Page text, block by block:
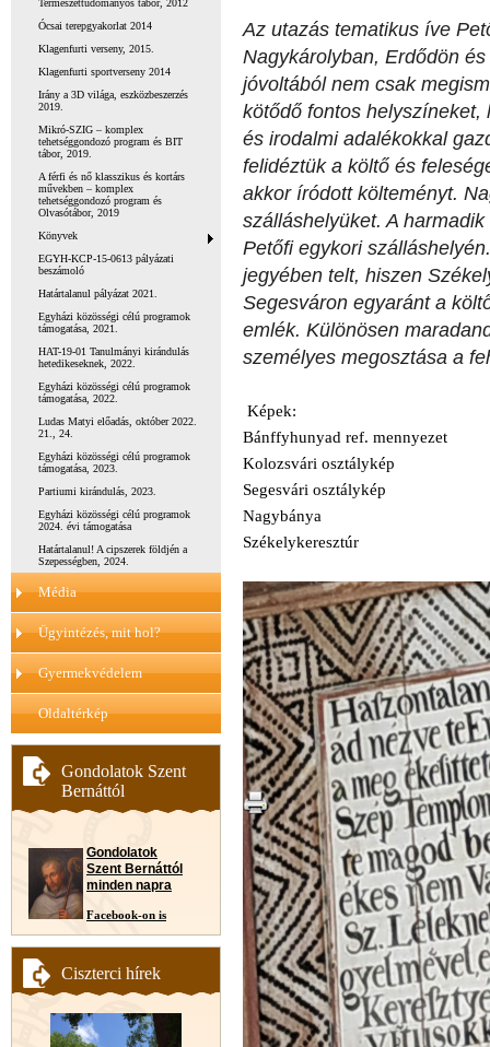
Természettudományos tábor, 2012
Ócsai terepgyakorlat 2014
Klagenfurti verseny, 2015.
Klagenfurti sportverseny 2014
Irány a 3D világa, eszközbeszerzés
2019.
Mikró-SZIG – komplex
tehetséggondozó program és BIT
tábor, 2019.
A férfi és nő klasszikus és kortárs
művekben – komplex
tehetséggondozó program és
Olvasótábor, 2019
Könyvek
EGYH-KCP-15-0613 pályázati
beszámoló
Határtalanul pályázat 2021.
Egyházi közösségi célú programok
támogatása, 2021.
HAT-19-01 Tanulmányi kirándulás
hetedikeseknek, 2022.
Egyházi közösségi célú programok
támogatása, 2022.
Ludas Matyi előadás, október 2022.
21., 24.
Egyházi közösségi célú programok
támogatása, 2023.
Partiumi kirándulás, 2023.
Egyházi közösségi célú programok
2024. évi támogatása
Határtalanul! A cipszerek földjén a
Szepességben, 2024.
Média
Ügyintézés, mit hol?
Gyermekvédelem
Oldaltérkép
Gondolatok Szent
Bernáttól
Gondolatok
Szent Bernáttól
minden napra
Facebook-on is
Ciszterci hírek
Az utazás tematikus íve
Nagykárolyban, Erdődön
jóvoltából nem csak
kötődő fontos helyszíneket,
és irodalmi adalékokkal
felidéztük a költő és
akkor íródott költeményt.
szálláshelyüket. A
Petőfi egykori
jegyében telt, hiszen
Segesváron egyaránt a
emlék. Különösen
személyes megosztása a
Képek:
Bánffyhunyad ref. mennyezet
Kolozsvári osztálykép
Segesvári osztálykép
Nagybánya
Székelykeresztúr